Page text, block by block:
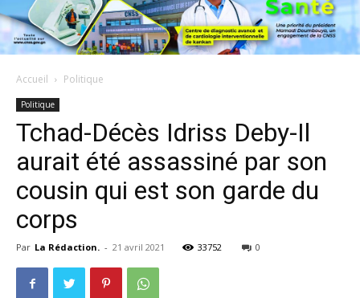
Accueil Politique
Politique
Tchad-Décès Idriss Deby-Il
aurait été assassiné par son
cousin qui est son garde du
corps
Par La Rédaction. - 21 avril 2021 33752 0